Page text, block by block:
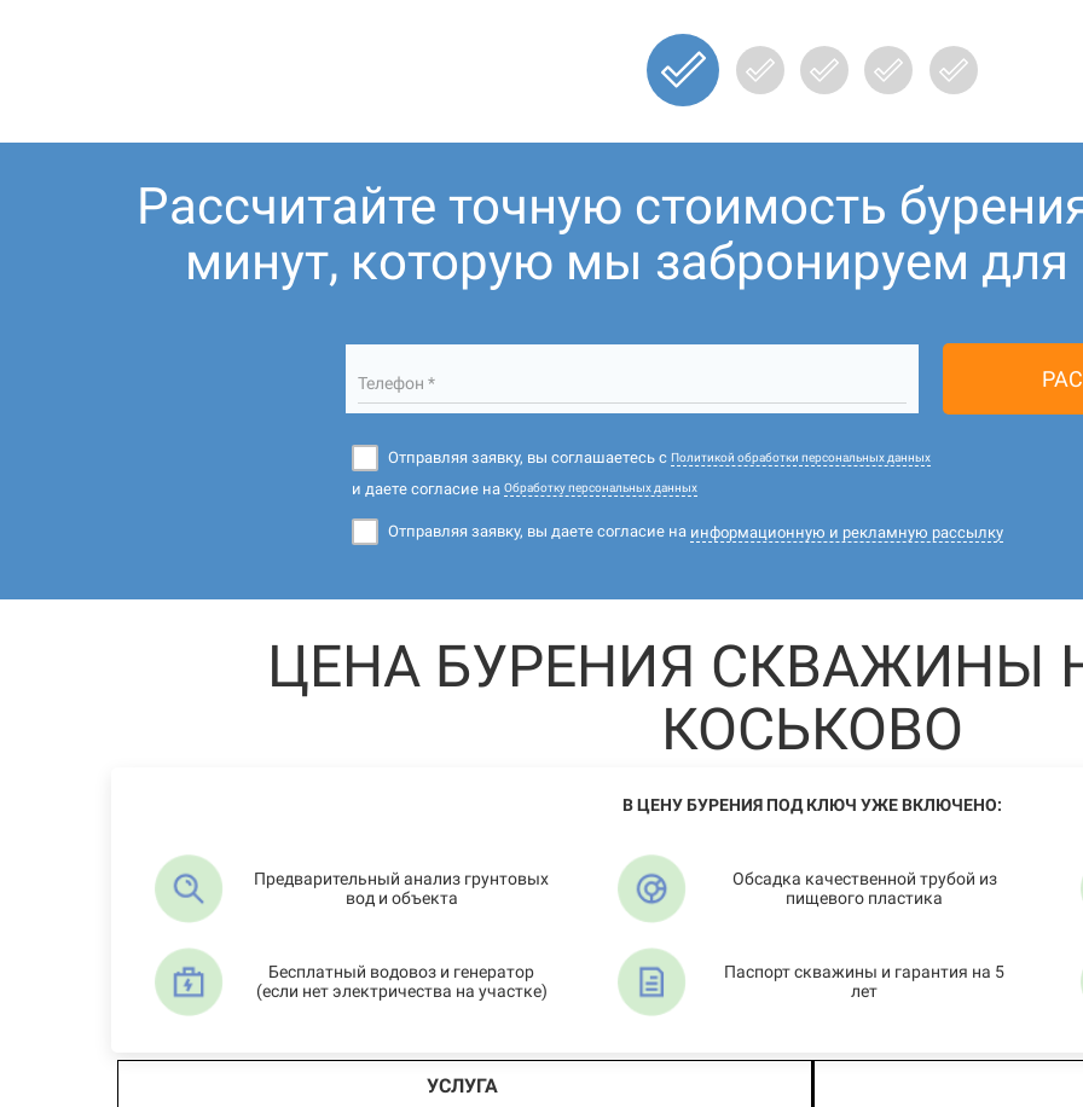
Рассчитайте точную стоимость
минут, которую мы забронируем для
Телефон *
Отправляя заявку, вы соглашаетесь с Политикой обработки персональных данных
и даете согласие на Обработку персональных данных
Отправляя заявку, вы даете согласие на информационную и рекламную рассылку
ЦЕНА БУРЕНИЯ СКВАЖИНЫ
КОСЬКОВО
В ЦЕНУ БУРЕНИЯ ПОД КЛЮЧ УЖЕ ВКЛЮЧЕНО:
Предварительный анализ грунтовых
вод и объекта
Бесплатный водовоз и генератор
(если нет электричества на участке)
Обсадка качественной трубой из
пищевого пластика
Паспорт скважины и гарантия на 5
лет
УСЛУГА